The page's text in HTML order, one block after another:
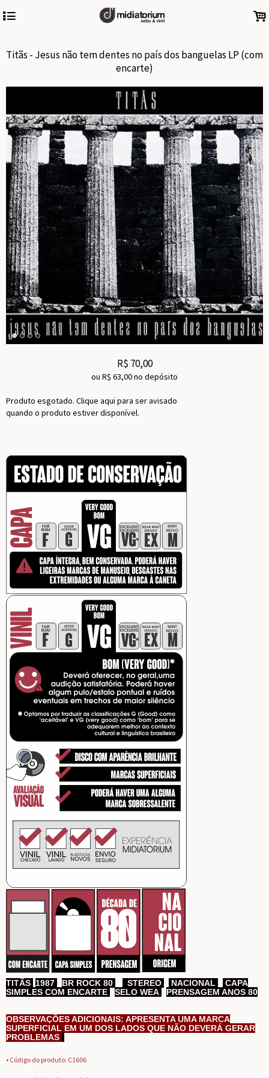
4 .
Titãs - Jesus não tem dentes no país dos banguelas LP (com
encarte)
R$ 70,00
ou R$ 63,00no depósito
Produto esgotado. Clique aqui para ser avisado
quando o produto estiver disponível.
TITÃS 1987 BR ROCK 80 STEREO NACIONAL
CAPA
SIMPLES COM ENCARTE
SELO WEA PRENSAGEM ANOS 80
OBSERVAÇÕES ADICIONAIS: APRESENTA UMA MARCA
SUPERFICIAL EM UM DOS LADOS QUE NÃO DEVERÁ GERAR
PROBLEMAS
• Código do produto: C1606